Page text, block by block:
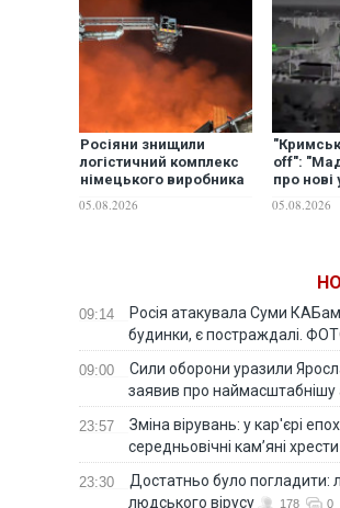
Росіяни знищили
логістичний комплекс
німецького виробника
05.08.2026
off":
про
05.08.2026
09:14
Росія атакувала Суми
будинки, є постраждалі.
09:00
Сили оборони уразили
заявив про наймасштабнішу
23:57
Зміна вірувань: у кар'єрі
середньовічні кам’яні хрести
23:30
Достатньо було погладити:
людського вірусу
178 0